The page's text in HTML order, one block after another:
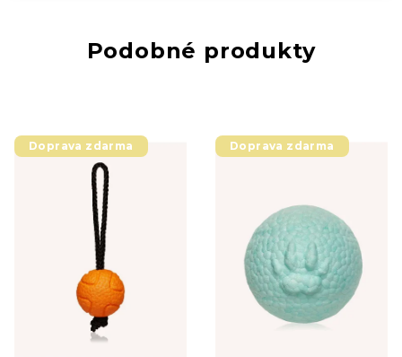
Podobné produkty
Doprava zdarma Doprava zdarma